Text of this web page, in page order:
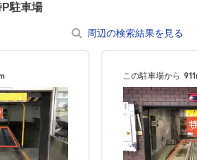
駐車場
周辺の検索結果を見る
この駐車場から